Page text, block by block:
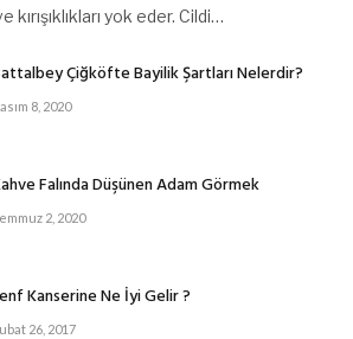
kırışıklıkları yok eder. Cildi…
Çiğköfte Bayilik Şartları Nelerdir?
8, 2020
Falında Düşünen Adam Görmek
2, 2020
Kanserine Ne İyi Gelir ?
26, 2017